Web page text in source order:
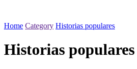
Home Category Historias populares
Historias populares